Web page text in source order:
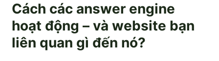
Cách các answer engine
hoạt động – và website bạn
liên quan gì đến nó?